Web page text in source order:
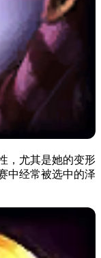
，尤其是她的变形
中经常被选中的泽